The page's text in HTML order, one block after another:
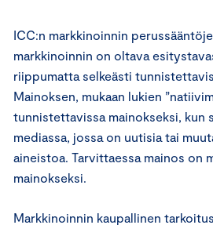
ICC:n markkinoinnin
markkinoinnin on oltava
riippumatta selkeästi
Mainoksen, mukaan lukien
tunnistettavissa mainokseksi, kun
mediassa, jossa on uutisia tai
aineistoa. Tarvittaessa mainos on
mainokseksi.
Markkinoinnin kaupallinen